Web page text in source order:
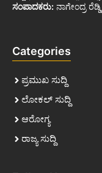
ಸಂಪಾದಕರು: ನಾಗೇಂದ್ರ
Categories
ಪ್ರಮುಖ ಸುದ್ದಿ
ಲೋಕಲ್ ಸುದ್ದಿ
ಆರೋಗ್ಯ
ರಾಜ್ಯ ಸುದ್ದಿ